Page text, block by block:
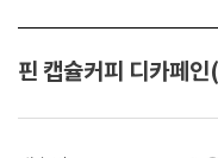
핀 캡슐커피 디카페